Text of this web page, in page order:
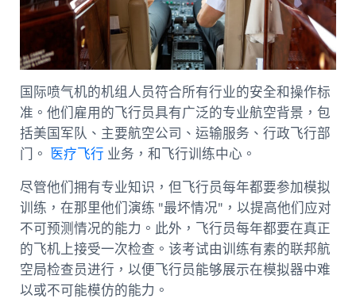
国际喷气机的机组人员符合所有行业的安全和操作标
准。他们雇用的飞行员具有广泛的专业航空背景，包
括美国军队、主要航空公司、运输服务、行政飞行部
门。 医疗飞行 业务，和飞行训练中心。
尽管他们拥有专业知识，但飞行员每年都要参加模拟
训练，在那里他们演练 "最坏情况"，以提高他们应对
不可预测情况的能力。此外，飞行员每年都要在真正
的飞机上接受一次检查。该考试由训练有素的联邦航
空局检查员进行，以便飞行员能够展示在模拟器中难
以或不可能模仿的能力。